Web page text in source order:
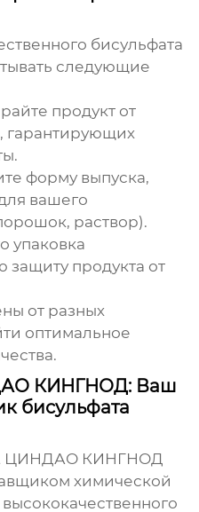
бисульфата
следующие
продукт от
гарантирующих
форму выпуска,
вашего
раствор).
упаковка
защиту продукта от
от разных
оптимальное
КИНГНОД: Ваш
бисульфата
ЦИНДАО КИНГНОД
химической
высококачественного